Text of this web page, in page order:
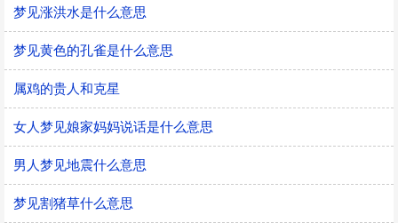
梦见涨洪水是什么意思
梦见黄色的孔雀是什么意思
属鸡的贵人和克星
女人梦见娘家妈妈说话是什么意思
男人梦见地震什么意思
梦见割猪草什么意思